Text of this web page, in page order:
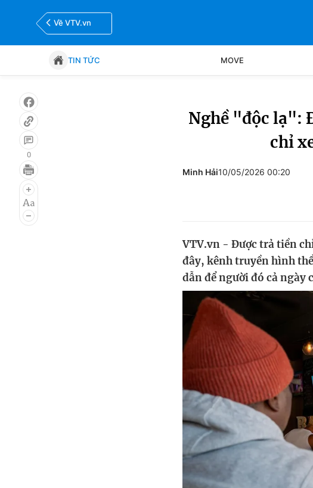
Về VTV.vn
TIN TỨC MOVE
Tin tức
Bóng đá
0
Nghề "độc lạ":
chỉ
Minh Hải10/05/2026 00:20
VTV.vn - Được trả tiền
đây, kênh truyền hình
dẫn để người đó cả ngày